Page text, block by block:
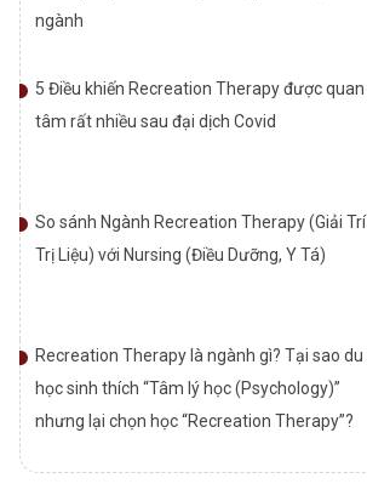
ngành
5 Điều khiến Recreation Therapy được quan
tâm rất nhiều sau đại dịch Covid
So sánh Ngành Recreation Therapy (Giải Trí
Trị Liệu) với Nursing (Điều Dưỡng, Y Tá)
Recreation Therapy là ngành gì? Tại sao du
học sinh thích “Tâm lý học (Psychology)”
nhưng lại chọn học “Recreation Therapy”?